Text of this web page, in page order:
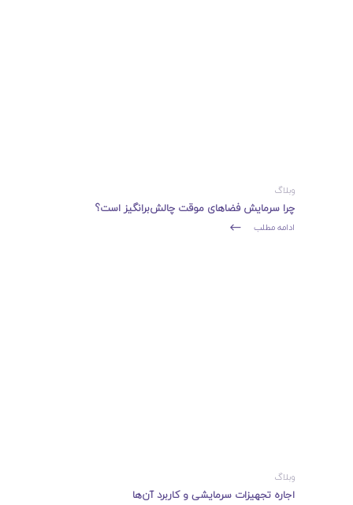
وبلاگ
چرا سرمایش فضاهای موقت چالش‌برانگیز است؟
ادامه مطلب
وبلاگ
اجاره تجهیزات سرمایشی و کاربرد آن‌ها